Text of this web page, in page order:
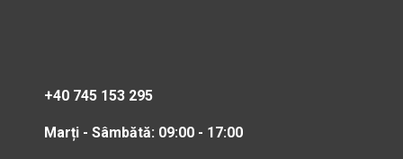
+40 745 153 295
Marți - Sâmbătă: 09:00 - 17:00